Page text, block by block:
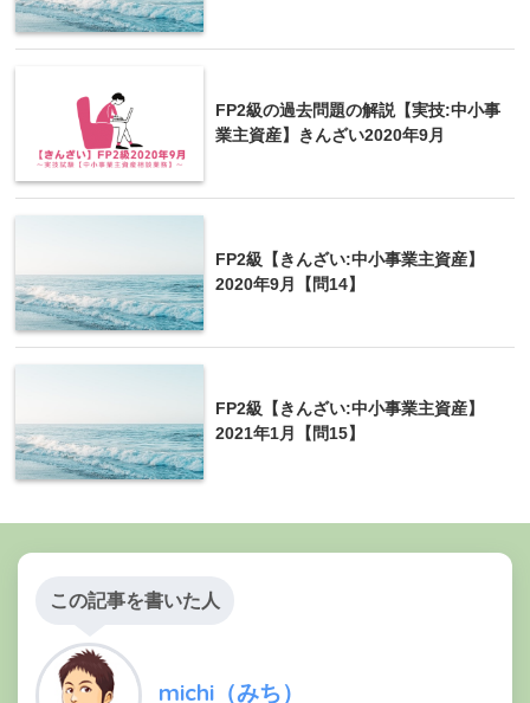
FP2級の過去問題の解説【実技:中小事
業主資産】きんざい2020年9月
FP2級【きんざい:中小事業主資産】
2020年9月【問14】
FP2級【きんざい:中小事業主資産】
2021年1月【問15】
この記事を書いた人
michi（みち）